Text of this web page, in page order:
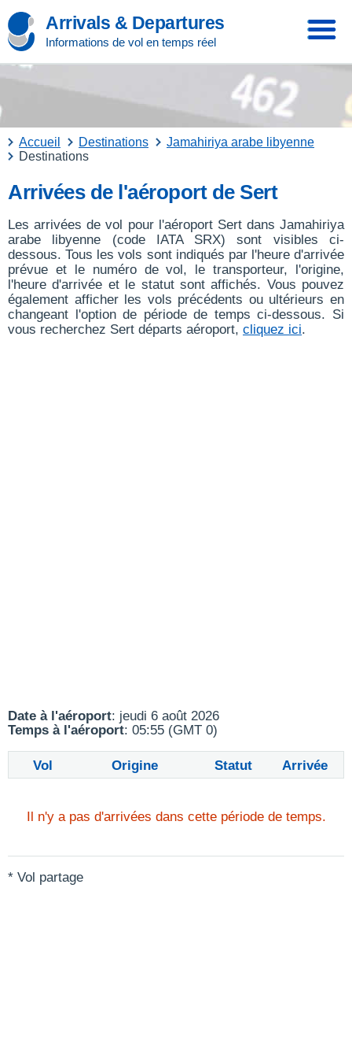
Arrivals & Departures
Informations de vol en temps réel
Accueil Destinations
Jamahiriya arabe libyenne
Destinations
Arrivées de l'aéroport de Sert
Les arrivées de vol pour l'aéroport Sert dans Jamahiriya
arabe libyenne (code IATA SRX) sont visibles ci-
dessous. Tous les vols sont indiqués par l'heure d'arrivée
prévue et le numéro de vol, le transporteur, l'origine,
l'heure d'arrivée et le statut sont affichés. Vous pouvez
également afficher les vols précédents ou ultérieurs en
changeant l'option de période de temps ci-dessous. Si
vous recherchez Sert départs aéroport, cliquez ici.
Date à l'aéroport: jeudi 6 août 2026
Temps à l'aéroport: 05:55 (GMT 0)
Vol Origine Statut Arrivée
Il n'y a pas d'arrivées dans cette période de temps.
* Vol partage